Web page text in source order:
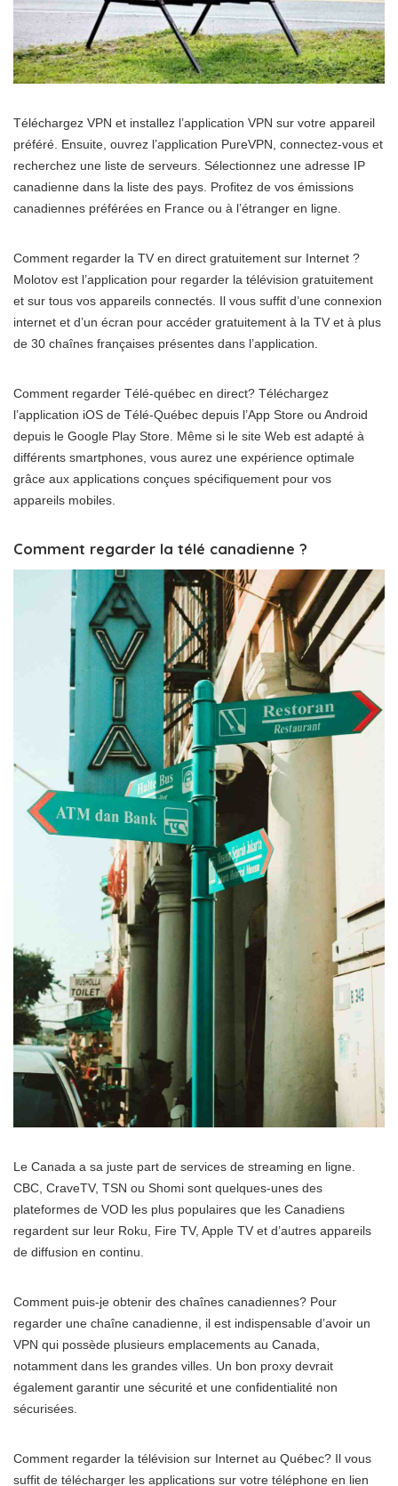
Téléchargez VPN et installez l’application VPN sur votre appareil
préféré. Ensuite, ouvrez l’application PureVPN, connectez-vous et
recherchez une liste de serveurs. Sélectionnez une adresse IP
canadienne dans la liste des pays. Profitez de vos émissions
canadiennes préférées en France ou à l’étranger en ligne.
Comment regarder la TV en direct gratuitement sur Internet ?
Molotov est l’application pour regarder la télévision gratuitement
et sur tous vos appareils connectés. Il vous suffit d’une connexion
internet et d’un écran pour accéder gratuitement à la TV et à plus
de 30 chaînes françaises présentes dans l’application.
Comment regarder Télé-québec en direct? Téléchargez
l’application iOS de Télé-Québec depuis l’App Store ou Android
depuis le Google Play Store. Même si le site Web est adapté à
différents smartphones, vous aurez une expérience optimale
grâce aux applications conçues spécifiquement pour vos
appareils mobiles.
Comment regarder la télé canadienne ?
Le Canada a sa juste part de services de streaming en ligne.
CBC, CraveTV, TSN ou Shomi sont quelques-unes des
plateformes de VOD les plus populaires que les Canadiens
regardent sur leur Roku, Fire TV, Apple TV et d’autres appareils
de diffusion en continu.
Comment puis-je obtenir des chaînes canadiennes? Pour
regarder une chaîne canadienne, il est indispensable d’avoir un
VPN qui possède plusieurs emplacements au Canada,
notamment dans les grandes villes. Un bon proxy devrait
également garantir une sécurité et une confidentialité non
sécurisées.
Comment regarder la télévision sur Internet au Québec? Il vous
suffit de télécharger les applications sur votre téléphone en lien